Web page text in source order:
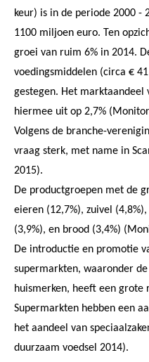
keur) is in de periode 2000 -
1100 miljoen euro. Ten
groei van ruim 6% in 2014.
voedingsmiddelen (circa €
gestegen. Het marktaandeel
hiermee uit op 2,7%
Volgens de branche-
vraag sterk, met name in
2015).
De productgroepen met de
eieren (12,7%), zuivel
(3,9%), en brood (3,4%)
De introductie en promotie
supermarkten, waaronder
huismerken, heeft een grote
Supermarkten hebben een
het aandeel van
duurzaam voedsel 2014).